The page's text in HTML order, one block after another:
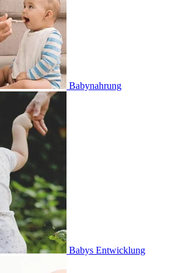
Babynahrung
Babys Entwicklung